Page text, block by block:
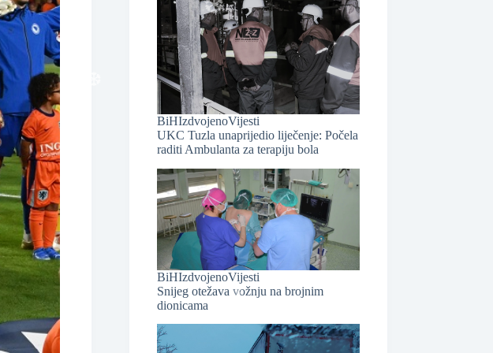
BiHIzdvojenoVijesti
UKC Tuzla unaprijedio liječenje: Počela
raditi Ambulanta za terapiju bola
BiHIzdvojenoVijesti
Snijeg otežava vožnju na brojnim
dionicama
❆